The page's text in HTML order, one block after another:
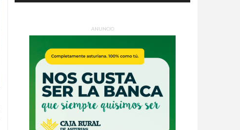
Indultar también puede corromper:
cuando el Gobierno convierte la
Justicia en un privilegio
29 de Jul de 2026
El BOE desnuda el fracaso de
Oviedo: estos son los errores que
le costaron la Agencia de Salud
Pública y 300 empleos
ANUNCIO